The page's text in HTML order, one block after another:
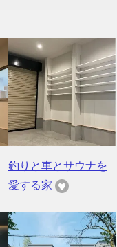
釣りと車とサウナを
愛する家